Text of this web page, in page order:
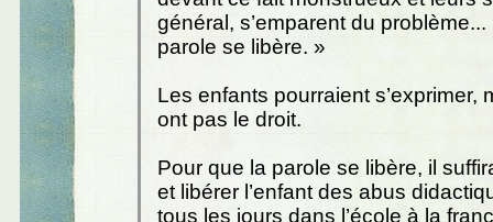
général, s’emparent du
parole se libère. »
Les enfants pourraient s’exprimer,
ont pas le droit.
Pour que la parole se libère, il
et libérer l’enfant des abus
tous les jours dans l’école à la